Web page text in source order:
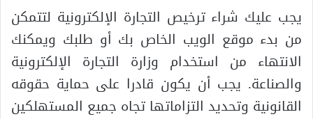
يجب عليك شراء ترخيص التجارة الإلكترونية لتتمكن
من بدء موقع الويب الخاص بك أو طلبك ويمكنك
الانتهاء من استخدام وزارة التجارة الإلكترونية
والصناعة. يجب أن يكون قادرا على حماية حقوقه
القانونية وتحديد التزاماتها تجاه جميع المستهلكين